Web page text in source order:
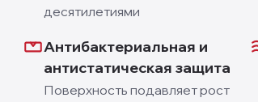
десятилетиями
Антибактериальная и
антистатическая защита
Поверхность подавляет рост